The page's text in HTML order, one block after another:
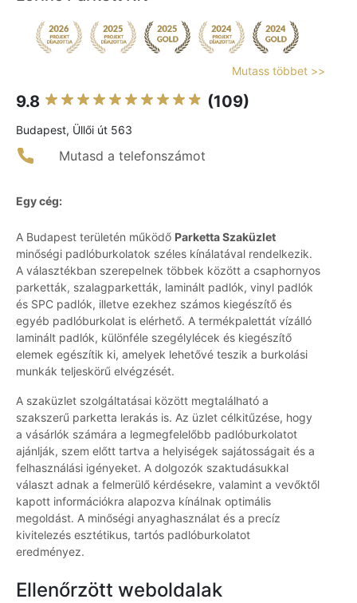
Mutass többet >>
9.8 (109)
Budapest, Üllői út 563
Mutasd a telefonszámot
Egy cég:
A Budapest területén működő Parketta Szaküzlet
minőségi padlóburkolatok széles kínálatával rendelkezik.
A választékban szerepelnek többek között a csaphornyos
parketták, szalagparketták, laminált padlók, vinyl padlók
és SPC padlók, illetve ezekhez számos kiegészítő és
egyéb padlóburkolat is elérhető. A termékpalettát vízálló
laminált padlók, különféle szegélylécek és kiegészítő
elemek egészítik ki, amelyek lehetővé teszik a burkolási
munkák teljeskörű elvégzését.
A szaküzlet szolgáltatásai között megtalálható a
szakszerű parketta lerakás is. Az üzlet célkitűzése, hogy
a vásárlók számára a legmegfelelőbb padlóburkolatot
ajánlják, szem előtt tartva a helyiségek sajátosságait és a
felhasználási igényeket. A dolgozók szaktudásukkal
választ adnak a felmerülő kérdésekre, valamint a vevőktől
kapott információkra alapozva kínálnak optimális
megoldást. A minőségi anyaghasználat és a precíz
kivitelezés esztétikus, tartós padlóburkolatot
eredményez.
Ellenőrzött weboldalak